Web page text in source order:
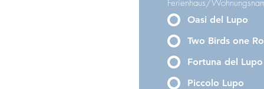
Ferienhaus/
Oasi del Lupo
Two Birds one
Fortuna del Lupo
Piccolo Lupo